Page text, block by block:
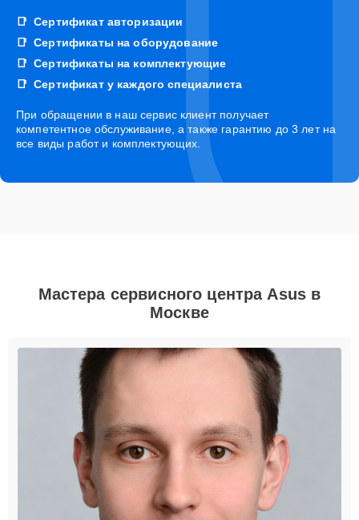
Сертификат авторизации
Сертификаты на оборудование
Сертификаты на комплектующие
Сертификат у каждого специалиста
При обращении в наш сервис клиент получает
компетентное обслуживание, а также гарантию до 3 лет на
все виды работ и комплектующих.
Мастера сервисного центра Asus в
Москве